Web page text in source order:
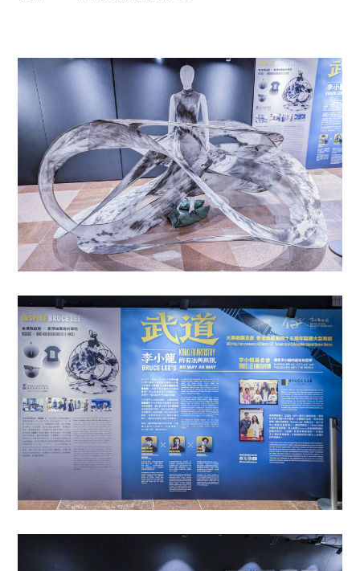
动
及
奖
项
誉